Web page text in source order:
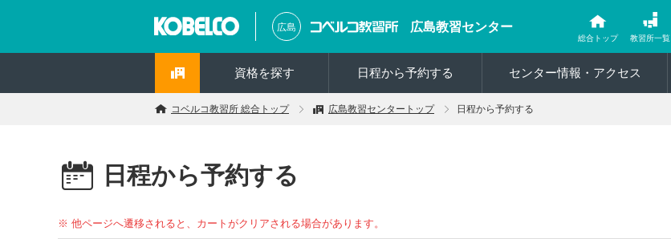
広島 広島教習センター
総合トップ 教習所一覧
資格を探す 日程から予約する センター情報・アクセス
コベルコ教習所 総合トップ 広島教習センタートップ 日程から予約する
日程から予約する
※ 他ページへ遷移されると、カートがクリアされる場合があります。